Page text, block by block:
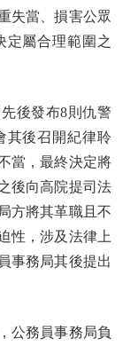
失當、損害公眾
定屬合理範圍之
後發布8則仇警
其後召開紀律聆
當，最終決定將
後向高院提司法
方將其革職且不
性，涉及法律上
事務局其後提出
務員事務局負